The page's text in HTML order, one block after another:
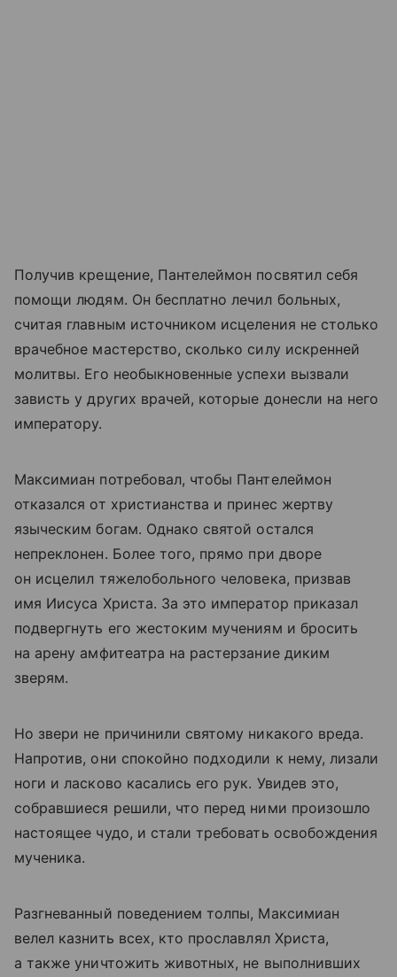
Получив крещение, Пантелеймон посвятил себя
помощи людям. Он бесплатно лечил больных,
считая главным источником исцеления не столько
врачебное мастерство, сколько силу искренней
молитвы. Его необыкновенные успехи вызвали
зависть у других врачей, которые донесли на него
императору.
Максимиан потребовал, чтобы Пантелеймон
отказался от христианства и принес жертву
языческим богам. Однако святой остался
непреклонен. Более того, прямо при дворе
он исцелил тяжелобольного человека, призвав
имя Иисуса Христа. За это император приказал
подвергнуть его жестоким мучениям и бросить
на арену амфитеатра на растерзание диким
зверям.
Но звери не причинили святому никакого вреда.
Напротив, они спокойно подходили к нему, лизали
ноги и ласково касались его рук. Увидев это,
собравшиеся решили, что перед ними произошло
настоящее чудо, и стали требовать освобождения
мученика.
Разгневанный поведением толпы, Максимиан
велел казнить всех, кто прославлял Христа,
а также уничтожить животных, не выполнивших